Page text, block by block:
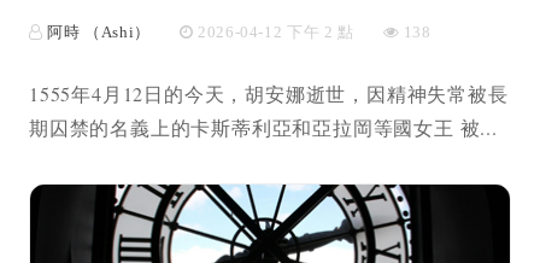
阿時 （Ashi） 2026-04-12 下午 2 點 138
1555年4月12日的今天，胡安娜逝世，因精神失常被長
期囚禁的名義上的卡斯蒂利亞和亞拉岡等國女王 被...